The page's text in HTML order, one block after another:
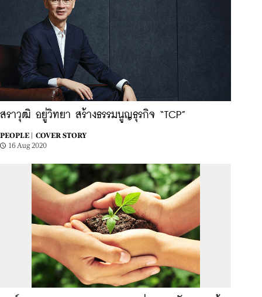
สราวุฒิ อยู่วิทยา สร้างธรรมนูญธุรกิจ “TCP”
PEOPLE |
COVER STORY
16 Aug 2020